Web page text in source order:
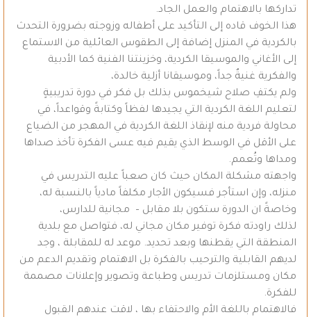
تداركها بالاهتمام والعمل الجاد.
هذا الخوف قاده إلى التأكيد على أطفاله وزوجته بضرورة التحدث
بالكردية في المنزل إضافة إلى الطقوس العائلية من الاستماع
إلى الأغاني والموسيقا الكردية، وخزينتنا الفنية كما الأدبية
والفكرية غنيةٌ جداً، وموسيقانا أزلية خالدة،
ولم يكتفِ صلاح شيخموس بذلك بل فكر في دورة تدريبيةٍ
لتعليم اللغة الكردية التي يجيدها لفظاً وكتابةً وقواعداً، في
محاولة فردية منه لإنقاذ اللغة الكردية في المهجر من الضياع
على الأقل في الوسط الذي يقيم فيه عسى الفكرة تأخذ صداها
ومداها وتُعمم.
واجهته مشكلة المكان حيث كان صعباً عليه التدريس في
منزله، وإن استأجر فسيكون الأجار مكلفاً مادياً بالنسبة له،
وخاصةً ان الدورة ستكون بلا مقابل – مجانية للدارس،
لذلك راودته فكرة توفير مكان مجاني له، فتواصل مع بلدية
المنطقة التي يقطنها وبعد تحديد. موعد له للمقابلة ، وجد
لديهم القابلية والترحيب بالفكرة بل الاهتمام وتقديم الدعم من
مكان ومستلزمات تدريس وطباعة وتصوير وإعلانات مصممة
للفكرة.
فالاهتمام باللغة الأم والاحتفاء بها ، لاقت عندهم القبول